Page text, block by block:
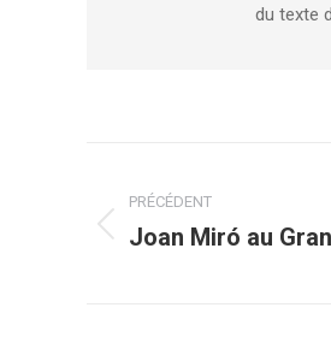
du texte
article
PRÉCÉDENT
Article
Joan Miró au